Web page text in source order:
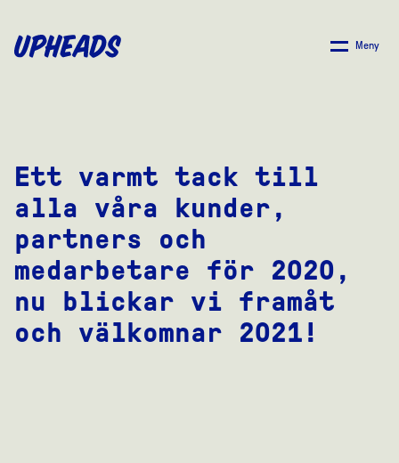
MAIN
Meny
Ett varmt tack till
alla våra kunder,
partners och
medarbetare för 2020,
nu blickar vi framåt
och välkomnar 2021!